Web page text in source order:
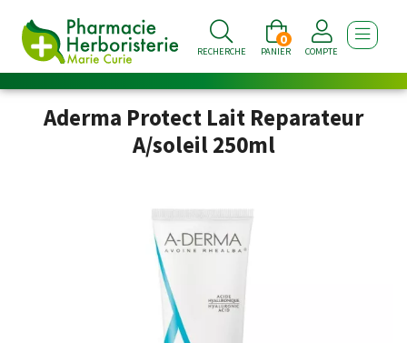
RECHERCHE PANIER
0
COMPTE
Aderma Protect Lait Reparateur
A/soleil 250ml